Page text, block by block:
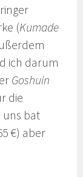
(Kumade
ich darum
Goshuin
die
uns bat
€) aber